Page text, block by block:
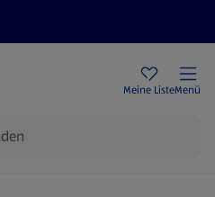
Meine ListeMenü